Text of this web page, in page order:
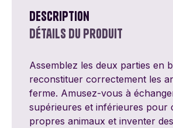
Description
Détails du produit
Assemblez les deux parties en
reconstituer correctement les
ferme. Amusez-vous à
supérieures et inférieures pour
propres animaux et inventer des